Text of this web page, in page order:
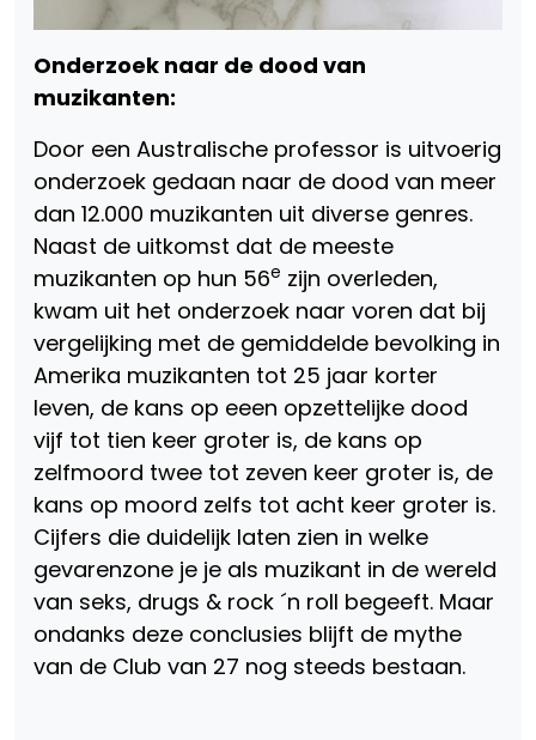
Onderzoek naar de dood van
muzikanten:
Door een Australische professor is uitvoerig
onderzoek gedaan naar de dood van meer
dan 12.000 muzikanten uit diverse genres.
Naast de uitkomst dat de meeste
muzikanten op hun 56e zijn overleden,
kwam uit het onderzoek naar voren dat bij
vergelijking met de gemiddelde bevolking in
Amerika muzikanten tot 25 jaar korter
leven, de kans op eeen opzettelijke dood
vijf tot tien keer groter is, de kans op
zelfmoord twee tot zeven keer groter is, de
kans op moord zelfs tot acht keer groter is.
Cijfers die duidelijk laten zien in welke
gevarenzone je je als muzikant in de wereld
van seks, drugs & rock ´n roll begeeft. Maar
ondanks deze conclusies blijft de mythe
van de Club van 27 nog steeds bestaan.